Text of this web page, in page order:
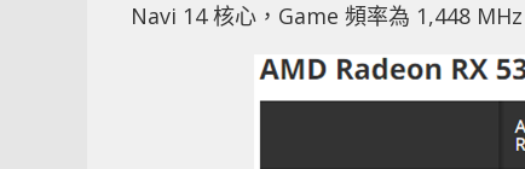
Navi 14 核心，Game 頻率為 1,448